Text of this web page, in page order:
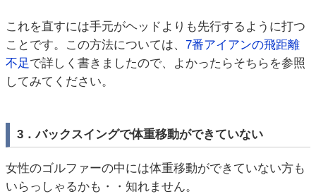
これを直すには手元がヘッドよりも先行するように打つ
ことです。この方法については、 7番アイアンの飛距離
不足で詳しく書きましたので、よかったらそちらを参照
してみてください。
3．バックスイングで体重移動ができていない
女性のゴルファーの中には体重移動ができていない方も
いらっしゃるかも・・知れません。